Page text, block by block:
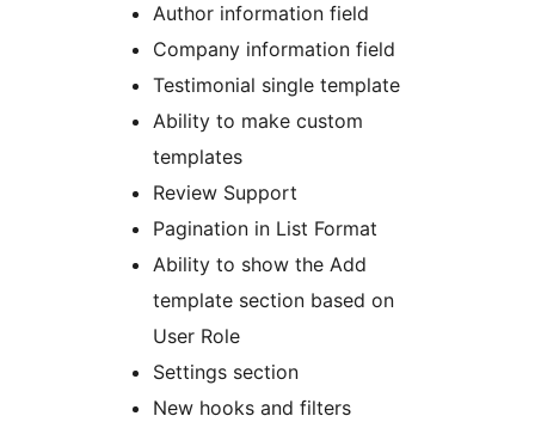
Author information field
Company information field
Testimonial single template
Ability to make custom
templates
Review Support
Pagination in List Format
Ability to show the Add
template section based on
User Role
Settings section
New hooks and filters